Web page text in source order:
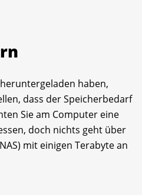
haben,
dass der Speicherbedarf
Sie am Computer eine
doch nichts geht über
mit einigen Terabyte an